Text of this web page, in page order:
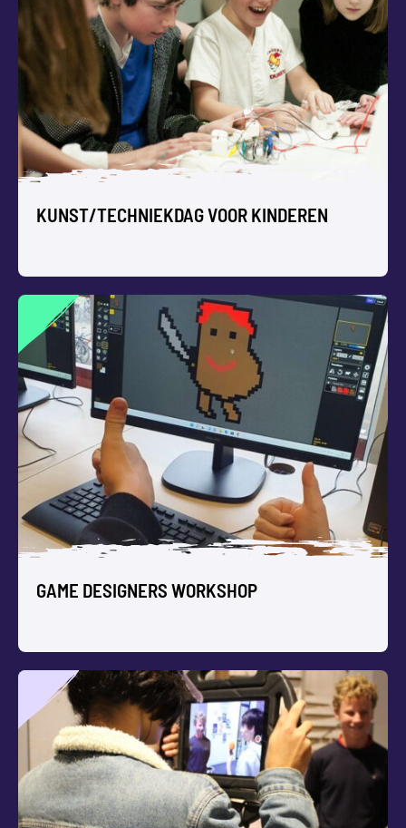
GRATIS MAATSCHAPPELIJK CREATIEF
TRAJECT
Wil jouw groep jongeren en/of jong volwassenen (12-30 jr)
zich creatief ontwikkelen, en ook iets betekenen voor een
ander? Dan hebben we voor jullie een bijzondere kans met
creatieve workshops!
KUNST/TECHNIEKDAG VOOR KINDEREN
KUNST/TECHNIEKDAG VOOR
KINDEREN
Heerlijk experimenteren en creëren tijdens deze
themadag vol kunst/techniek workshops voor kinderen.
Een feestelijke tentoonstelling aan het eind is mogelijk.
GAME DESIGNERS WORKSHOP
GAME DESIGNERS WORKSHOP
Ontwerp, programmeer en speel jullie eigen computer
games. Boek een Game Designers Workshop, een